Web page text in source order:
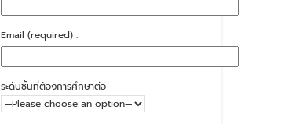
Email (required) :
ระดับชั้นที่ต้องการศึกษาต่อ